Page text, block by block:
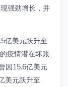
强劲增长，并
亿美元跃升至
疫情潜在坏账
因15.6亿美元
美元跃升至